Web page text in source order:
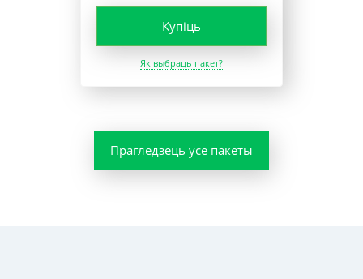
Купіць
Як выбраць пакет?
Прагледзець усе пакеты